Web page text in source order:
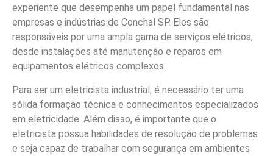
experiente que desempenha um papel fundamental nas
empresas e indústrias de Conchal SP. Eles são
responsáveis por uma ampla gama de serviços elétricos,
desde instalações até manutenção e reparos em
equipamentos elétricos complexos.
Para ser um eletricista industrial, é necessário ter uma
sólida formação técnica e conhecimentos especializados
em eletricidade. Além disso, é importante que o
eletricista possua habilidades de resolução de problemas
e seja capaz de trabalhar com segurança em ambientes